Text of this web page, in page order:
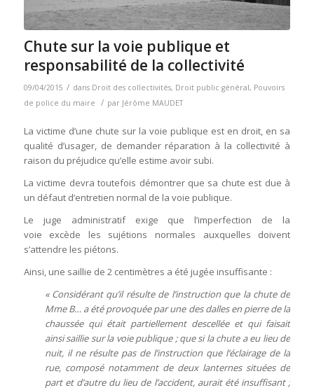
Chute sur la voie publique et
responsabilité de la collectivité
09/04/2015 / dans Droit des collectivités, Droit public général, Pouvoirs
de police du maire
/ par Jérôme MAUDET
La victime d’une chute sur la voie publique est en droit, en sa
qualité d’usager, de demander réparation à la collectivité à
raison du préjudice qu’elle estime avoir subi.
La victime devra toutefois démontrer que sa chute est due à
un défaut d’entretien normal de la voie publique.
Le juge administratif exige que l’imperfection de la
voie excède les sujétions normales auxquelles doivent
s’attendre les piétons.
Ainsi, une saillie de 2 centimètres a été jugée insuffisante :
« Considérant qu’il résulte de l’instruction que la chute de
Mme B… a été provoquée par une des dalles en pierre de la
chaussée qui était partiellement descellée et qui faisait
ainsi saillie sur la voie publique ; que si la chute a eu lieu de
nuit, il ne résulte pas de l’instruction que l’éclairage de la
rue, composé notamment de deux lanternes situées de
part et d’autre du lieu de l’accident, aurait été insuffisant ;